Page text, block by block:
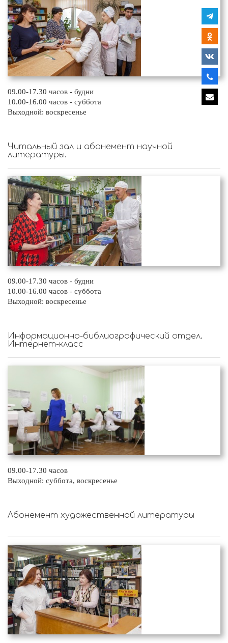
09.00-17.30 часов - будни
10.00-16.00 часов - суббота
Выходной: воскресенье
Читальный зал и абонемент научной
литературы.
09.00-17.30 часов - будни
10.00-16.00 часов - суббота
Выходной: воскресенье
Информационно-библиографический отдел.
Интернет-класс
09.00-17.30 часов
Выходной: суббота, воскресенье
Абонемент художественной литературы